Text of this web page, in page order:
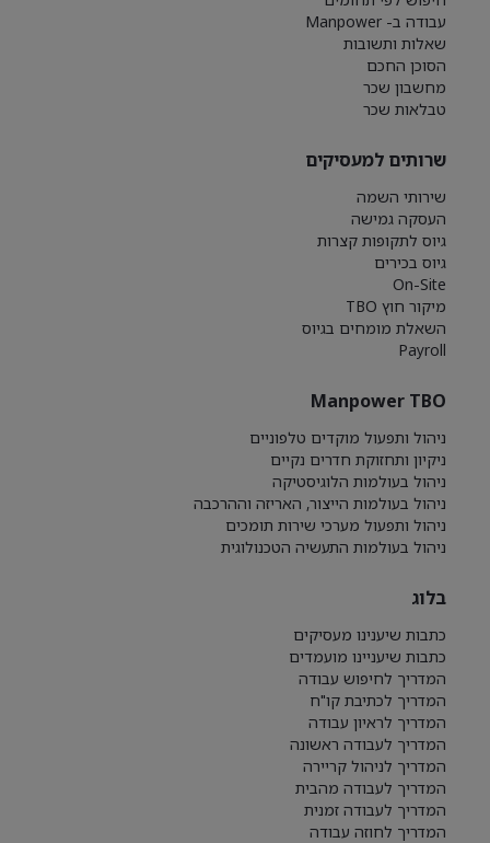
עבודה ב- Manpower
שאלות ותשובות
הסוכן החכם
מחשבון שכר
טבלאות שכר
שרותים למעסיקים
שירותי השמה
העסקה גמישה
גיוס לתקופות קצרות
גיוס בכירים
On-Site
מיקור חוץ TBO
השאלת מומחים בגיוס
Payroll
Manpower TBO
ניהול ותפעול מוקדים טלפוניים
ניקיון ותחזוקת חדרים נקיים
ניהול בעולמות הלוגיסטיקה
ניהול בעולמות הייצור, האריזה וההרכבה
ניהול ותפעול מערכי שירות תומכים
ניהול בעולמות התעשיה הטכנולוגית
בלוג
כתבות שיענינו מעסיקים
כתבות שיעניינו מועמדים
המדריך לחיפוש עבודה
המדריך לכתיבת קו"ח
המדריך לראיון עבודה
המדריך לעבודה ראשונה
המדריך לניהול קריירה
המדריך לעבודה מהבית
המדריך לעבודה זמנית
המדריך לחוזה עבודה